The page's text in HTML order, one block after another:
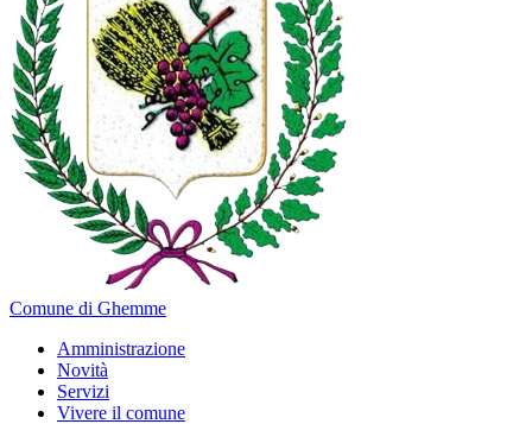
Comune di Ghemme
Amministrazione
Novità
Servizi
Vivere il comune